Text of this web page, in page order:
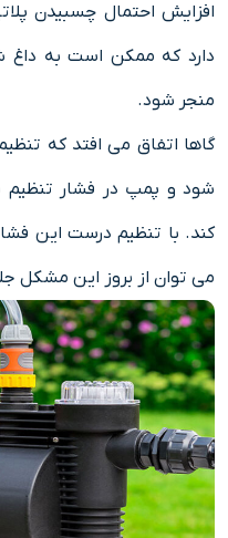
افزایش احتمال چسبیدن
دارد که ممکن است به
منجر شود.
گاها اتفاق می افتد که
شود و پمپ در فشار تنظیم
کند. با تنظیم درست این
می توان از بروز این مشکل